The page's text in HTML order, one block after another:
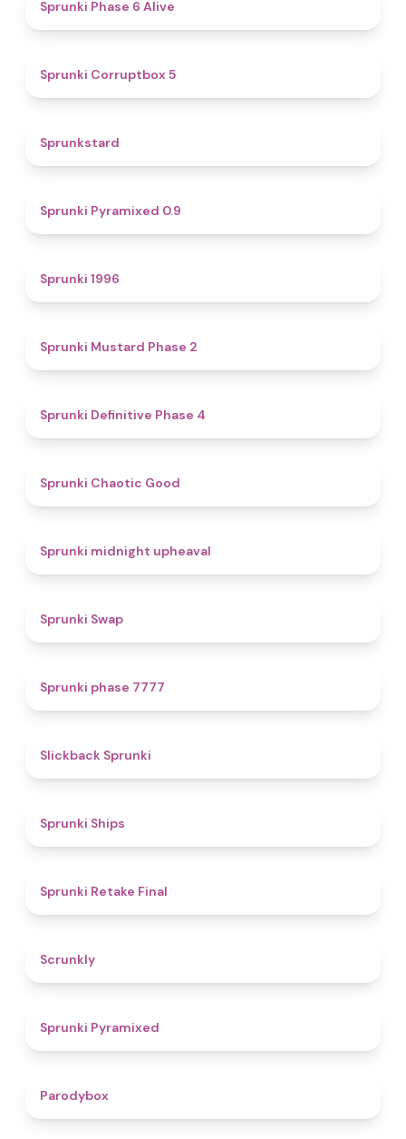
Sprunki Phase 6 Alive
Sprunki Corruptbox 5
Sprunkstard
Sprunki Pyramixed 0.9
Sprunki 1996
Sprunki Mustard Phase 2
Sprunki Definitive Phase 4
Sprunki Chaotic Good
Sprunki midnight upheaval
Sprunki Swap
Sprunki phase 7777
Slickback Sprunki
Sprunki Ships
Sprunki Retake Final
Scrunkly
Sprunki Pyramixed
Parodybox